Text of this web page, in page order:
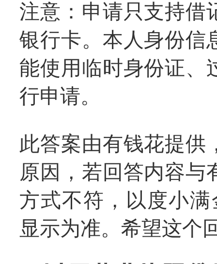
注意：申请只支持借
银行卡。本人身份信
能使用临时身份证、
行申请。
此答案由有钱花提供
原因，若回答内容与
方式不符，以度小
显示为准。希望这个